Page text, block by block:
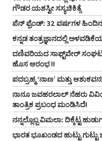
ಗೌಡರ ಯಶಸ್ವೀ ಸಸ್ಯಚಿಕಿತ್ಸೆ
ಪೆನ್‌ ಫ್ರೆಂಡ್‌: 32 ವರ್ಷಗಳ ಹಿಂದಿನ
ಕನ್ನಡ ತಂತ್ರಜ್ಞಾನದಲ್ಲಿ
ದಣಿವರಿಯದ ಸಾಫ್ಟ್‌ವೇರ್‌
ಹೊಸ ಆರಂಭ !!
ಪದಬ್ರಹ್ಮ ‘ನಾಣ’ ಮತ್ತು ಆಶುಕವನ!
ನಾನೂ ಜವಹರಲಾಲ್‌ ನೆಹರು
ತಾಂತ್ರಿಕ ಪ್ರಬಂಧ ಮಂಡಿಸಿದೆ!
ನನ್ನಲ್ಲೊಬ್ಬ ವಿಮಲಾ: ದಿಕ್ಕೆಟ್ಟ
ಭಾರತ ಭೂಖಂಡದ ಹುಟ್ಟು